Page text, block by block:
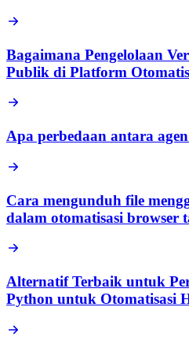
Bagaimana Pengelolaan
Publik di Platform
Apa perbedaan antara
Cara mengunduh file
dalam otomatisasi browser
Alternatif Terbaik untuk
Python untuk Otomatisasi